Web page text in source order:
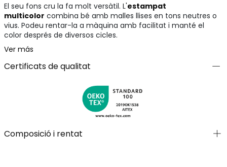
El seu fons cru la fa molt versàtil. L'estampat
multicolor combina bé amb malles llises en tons neutres o
vius. Podeu rentar-la a màquina amb facilitat i manté el
color després de diversos cicles.
Ver más
Certificats de qualitat
Composició i rentat